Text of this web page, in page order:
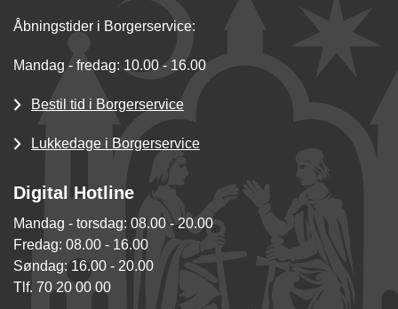
Åbningstider i Borgerservice:
Mandag - fredag: 10.00 - 16.00
Bestil tid i Borgerservice
Lukkedage i Borgerservice
Digital Hotline
Mandag - torsdag: 08.00 - 20.00
Fredag: 08.00 - 16.00
Søndag: 16.00 - 20.00
Tlf. 70 20 00 00